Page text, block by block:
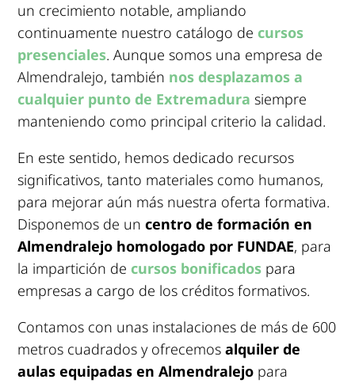
un crecimiento notable, ampliando
continuamente nuestro catálogo de cursos
presenciales. Aunque somos una empresa de
Almendralejo, también nos desplazamos a
cualquier punto de Extremadura siempre
manteniendo como principal criterio la calidad.
En este sentido, hemos dedicado recursos
significativos, tanto materiales como humanos,
para mejorar aún más nuestra oferta formativa.
Disponemos de uncentro de formación en
Almendralejo homologado por FUNDAE, para
la impartición de cursos bonificados para
empresas a cargo de los créditos formativos.
Contamos con unas instalaciones de más de 600
metros cuadrados y ofrecemosalquiler de
aulas equipadas en Almendralejo para